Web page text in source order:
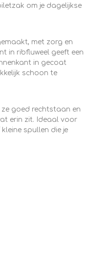
om je dagelijkse
met zorg en
in ribfluweel geeft een
in gecoat
schoon te
goed rechtstaan en
erin zit. Ideaal voor
spullen die je